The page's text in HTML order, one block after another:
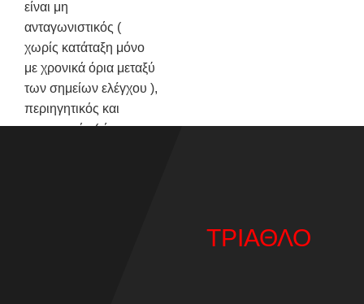
είναι μη
ανταγωνιστικός (
χωρίς κατάταξη μόνο
με χρονικά όρια μεταξύ
των σημείων ελέγχου ),
περιηγητικός και
τουριστικός ( ήπιας
ΤΡΙΑΘΛΟ